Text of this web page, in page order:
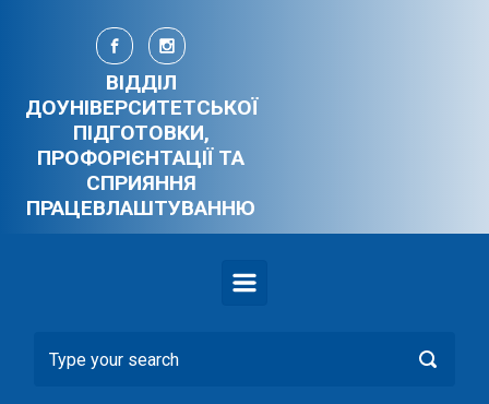
Skip to main content
ВІДДІЛ
ДОУНІВЕРСИТЕТСЬКОЇ
ПІДГОТОВКИ,
ПРОФОРІЄНТАЦІЇ ТА
СПРИЯННЯ
ПРАЦЕВЛАШТУВАННЮ